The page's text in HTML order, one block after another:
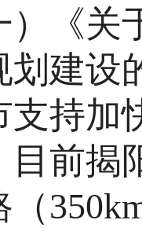
《关
划建设
持加
目前揭
（